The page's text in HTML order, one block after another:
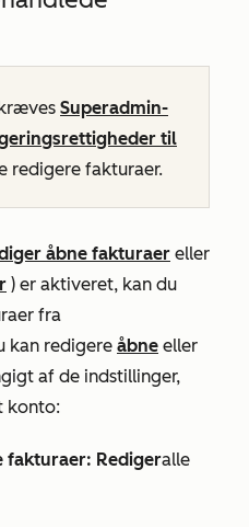
Superadmin-
til
redigere fakturaer.
åbne fakturaer eller
) er aktiveret, kan du
fra
kan redigere åbne eller
af de indstillinger,
konto:
fakturaer: Redigeralle